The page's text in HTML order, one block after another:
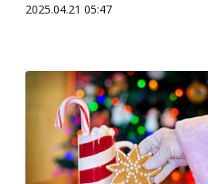
2025.04.21 05:47